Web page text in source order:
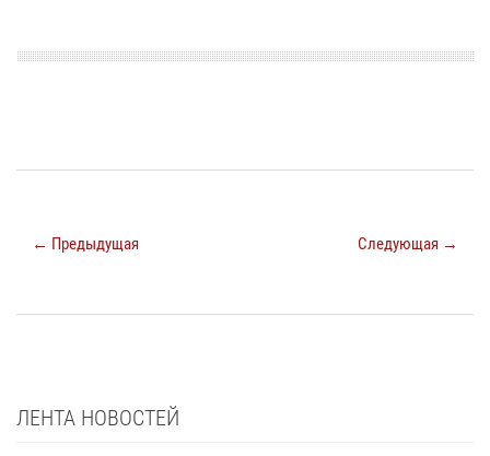
← Предыдущая Следующая →
ЛЕНТА НОВОСТЕЙ